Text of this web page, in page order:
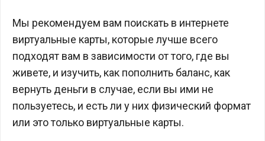
Мы рекомендуем вам поискать в интернете
виртуальные карты, которые лучше всего
подходят вам в зависимости от того, где вы
живете, и изучить, как пополнить баланс, как
вернуть деньги в случае, если вы ими не
пользуетесь, и есть ли у них физический формат
или это только виртуальные карты.